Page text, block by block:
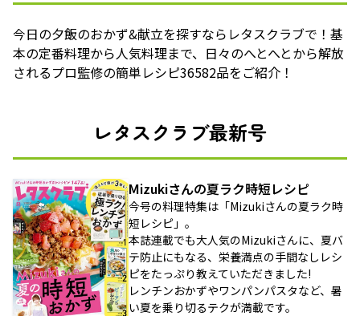
今日の夕飯のおかず&献立を探すならレタスクラブで！基
本の定番料理から人気料理まで、日々のへとへとから解放
されるプロ監修の簡単レシピ36582品をご紹介！
レタスクラブ最新号
Mizukiさんの夏ラク時短レシピ
今号の料理特集は「Mizukiさんの夏ラク時
短レシピ」。
本誌連載でも大人気のMizukiさんに、夏バ
テ防止にもなる、栄養満点の手間なしレシ
ピをたっぷり教えていただきました!
レンチンおかずやワンパンパスタなど、暑
い夏を乗り切るテクが満載です。